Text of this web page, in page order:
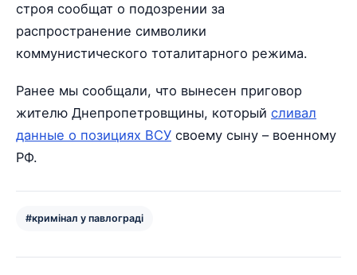
строя сообщат о подозрении за
распространение символики
коммунистического тоталитарного режима.
Ранее мы сообщали, что вынесен приговор
жителю Днепропетровщины, который сливал
данные о позициях ВСУ своему сыну – военному
РФ.
#кримінал у павлограді